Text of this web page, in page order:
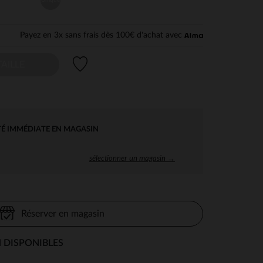
Payez en 3x sans frais dès 100€ d'achat avec
IMMÉDIATE EN MAGASIN
sélectionner un magasin →
Réserver en magasin
DISPONIBLES